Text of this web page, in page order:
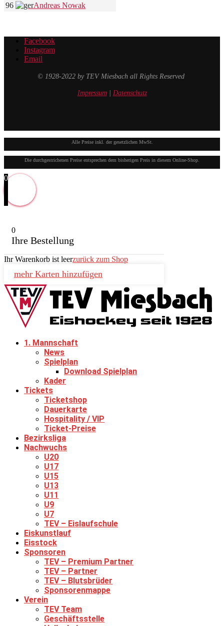
96
Andreas Nowak
Facebook
Instagram
Email
© 1928-2022 by TEV Miesbach all Rights Reserved
Impressum| Datenschutz
Alle Preise inkl. der gesetzlichen MwSt.
Die durchgestrichenen Preise entsprechen dem bisherigen Preis in diesem Online-Shop.
0
0
Ihre Bestellung
Ihr Warenkorb ist leerzurück zum Shop
mehr Karten hinzufügen
1. Mannschaft
News
Spielplan
Download Spielplan
Kader
Tickets
Ticketshop
Dauerkarte
Hospitality / VIP
Ticket-Preise
Bezirksliga
Nachwuchs
U20
U17
U15
U13
U11
U9
U7
TEV – Eislaufschule
Eiskunstlauf
Eisstock
Sponsoren
TEV – Premium Partner
TEV – Partner
TEV – Blutsbrüder
Sponsorenmappe
Verein
TEV Team
Geschäftsstelle